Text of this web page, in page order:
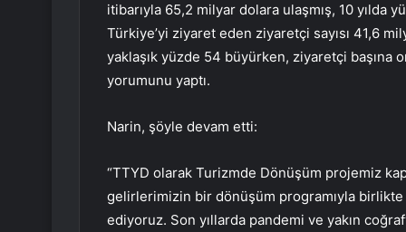
itibarıyla 65,2 milyar dolara ulaşmış, 10 yılda
Türkiye’yi ziyaret eden ziyaretçi sayısı 41,6
yaklaşık yüzde 54 büyürken, ziyaretçi başına
yorumunu yaptı.
Narin, şöyle devam etti:
“TTYD olarak Turizmde Dönüşüm projemiz
gelirlerimizin bir dönüşüm programıyla
ediyoruz. Son yıllarda pandemi ve yakın